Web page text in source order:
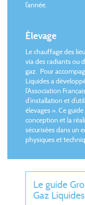
l’année.
Élevage
Le chauffage des
via des radiants ou
gaz. Pour
Liquides a
l’Association
d’installation et
élevages ». Ce
conception et la
sécurisées dans un
physiques et
Le guide
Gaz Liquides